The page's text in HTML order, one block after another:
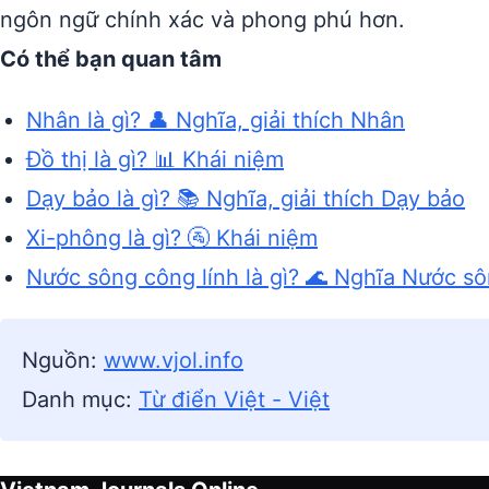
ngôn ngữ chính xác và phong phú hơn.
Có thể bạn quan tâm
Nhân là gì? 👤 Nghĩa, giải thích Nhân
Đồ thị là gì? 📊 Khái niệm
Dạy bảo là gì? 📚 Nghĩa, giải thích Dạy bảo
Xi-phông là gì? 🚰 Khái niệm
Nước sông công lính là gì? 🌊 Nghĩa Nước
Nguồn: www.vjol.info
Danh mục: Từ điển Việt - Việt